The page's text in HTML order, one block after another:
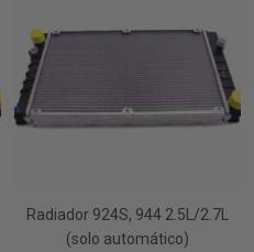
Radiador 924S, 944 2.5L/2.7L
(solo automático)